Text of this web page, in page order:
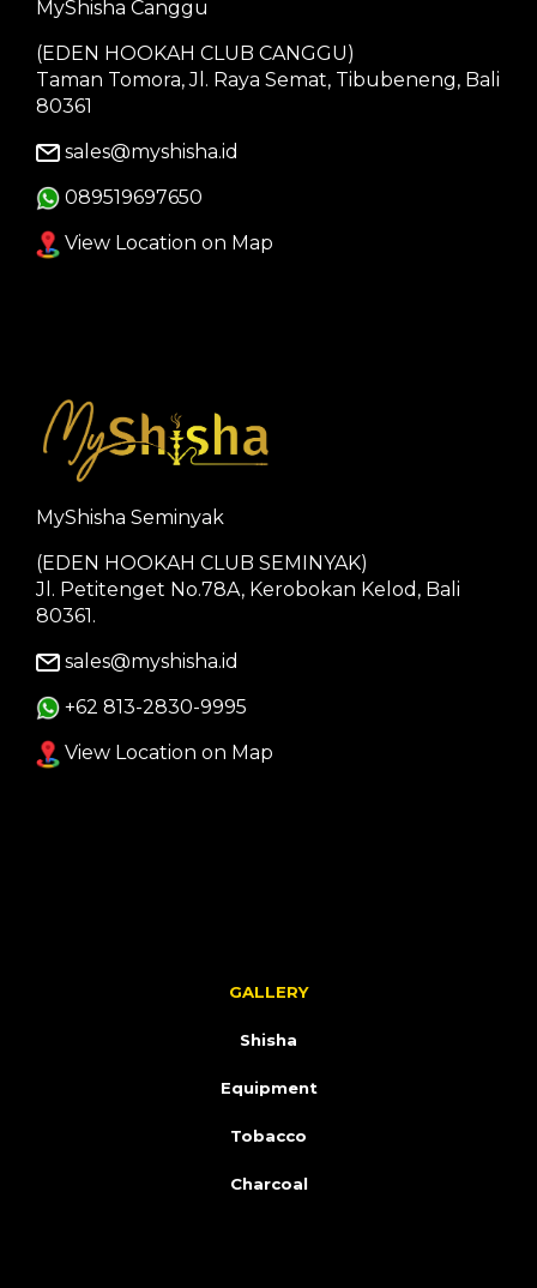
MyShisha Canggu
(EDEN HOOKAH CLUB CANGGU)
Taman Tomora, Jl. Raya Semat, Tibubeneng, Bali
80361
sales@myshisha.id
089519697650
View Location on Map
MyShisha Seminyak
(EDEN HOOKAH CLUB SEMINYAK)
Jl. Petitenget No.78A, Kerobokan Kelod, Bali
80361.
sales@myshisha.id
+62 813-2830-9995
View Location on Map
GALLERY
Shisha
Equipment
Tobacco
Charcoal